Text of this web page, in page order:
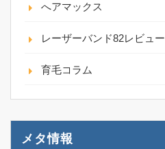
へアマックス
レーザーバンド82レビュー
育毛コラム
メタ情報